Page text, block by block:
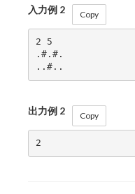
(2,1)),
((2,1),
(1,2)),
((2,1),
(3,2)),
(1,1)),
((2,3),
(1,2)),
((2,3),
入力例 2 Copy
2 5
.#.#.
出力例 2 Copy